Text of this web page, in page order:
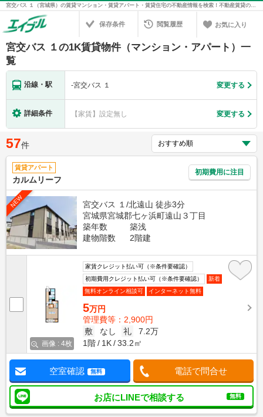
宮交バス １（宮城県）の賃貸マンション・賃貸アパート・賃貸住宅の不動産情報を検索！不動産賃貸の物件探しは、お部屋探しのエイブル
保存条件 閲覧履歴 お気に入り
宮交バス １の1K賃貸物件（マンション・アパート）一
覧
沿線・駅 -宮交バス １ 変更する
詳細条件 【家賃】設定無し 変更する
57件
賃貸アパート
カルムリーフ
初期費用に注目
NEW
宮交バス １/北遠山 徒歩3分
宮城県宮城郡七ヶ浜町遠山３丁目
築年数
築浅
建物階数
2階建
画像 : 4枚
家賃クレジット払い可（※条件要確認）
初期費用クレジット払い可（※条件要確認）
新着
無料オンライン相談可
インターネット無料
5万円
管理費等：2,900円
敷
なし 礼
7.2万
1階
1K 33.2㎡
空室確認 無料 電話で問合せ
お店にLINEで相談する 無料